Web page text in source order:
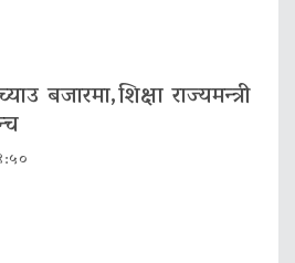
बजारमा,शिक्षा राज्यमन्त्री